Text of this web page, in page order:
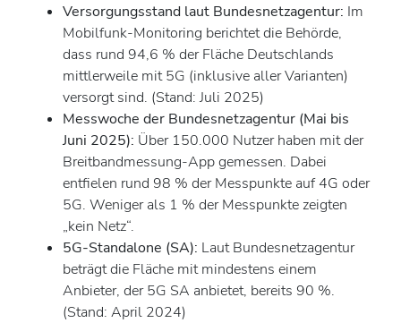
Versorgungsstand laut Bundesnetzagentur: Im
Mobilfunk-Monitoring berichtet die Behörde,
dass rund 94,6 % der Fläche Deutschlands
mittlerweile mit 5G (inklusive aller Varianten)
versorgt sind. (Stand: Juli 2025)
Messwoche der Bundesnetzagentur (Mai bis
Juni 2025): Über 150.000 Nutzer haben mit der
Breitbandmessung-App gemessen. Dabei
entfielen rund 98 % der Messpunkte auf 4G oder
5G. Weniger als 1 % der Messpunkte zeigten
„kein Netz“.
5G-Standalone (SA): Laut Bundesnetzagentur
beträgt die Fläche mit mindestens einem
Anbieter, der 5G SA anbietet, bereits 90 %.
(Stand: April 2024)